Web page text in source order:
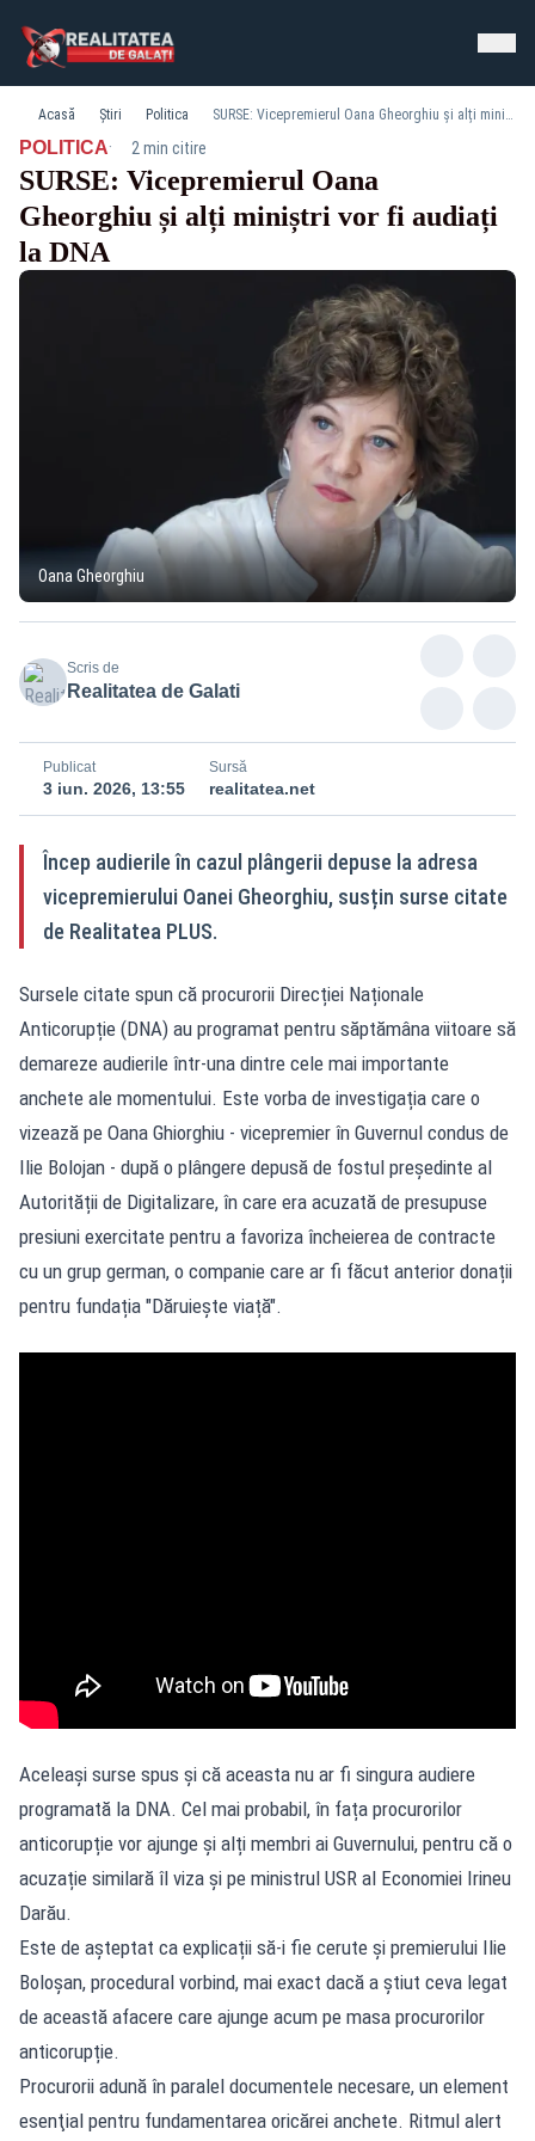
Acasă Știri Politica SURSE: Vicepremierul Oana Gheorghiu și alți miniștri vor fi audiați la DNA
POLITICA· 2 min citire
SURSE: Vicepremierul Oana
Gheorghiu și alți miniștri vor fi audiați
la DNA
Oana Gheorghiu
Scris de
Realitatea de Galati
Publicat
3 iun. 2026, 13:55
Sursă
realitatea.net
Încep audierile în cazul plângerii depuse la adresa
vicepremierului Oanei Gheorghiu, susțin surse citate
de Realitatea PLUS.
Sursele citate spun că procurorii Direcției Naționale
Anticorupție (DNA) au programat pentru săptămâna viitoare să
demareze audierile într-una dintre cele mai importante
anchete ale momentului. Este vorba de investigația care o
vizează pe Oana Ghiorghiu - vicepremier în Guvernul condus de
Ilie Bolojan - după o plângere depusă de fostul președinte al
Autorității de Digitalizare, în care era acuzată de presupuse
presiuni exercitate pentru a favoriza încheierea de contracte
cu un grup german, o companie care ar fi făcut anterior donații
pentru fundația "Dăruiește viață".
Aceleași surse spus și că aceasta nu ar fi singura audiere
programată la DNA. Cel mai probabil, în fața procurorilor
anticorupție vor ajunge și alți membri ai Guvernului, pentru că o
acuzație similară îl viza și pe ministrul USR al Economiei Irineu
Darău.
Este de așteptat ca explicații să-i fie cerute și premierului Ilie
Boloșan, procedural vorbind, mai exact dacă a știut ceva legat
de această afacere care ajunge acum pe masa procurorilor
anticorupție.
Procurorii adună în paralel documentele necesare, un element
esenţial pentru fundamentarea oricărei anchete. Ritmul alert